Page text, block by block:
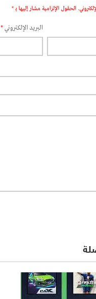
الحقول الإلزامية مشار إليها بـ *
البريد الإلكتروني*